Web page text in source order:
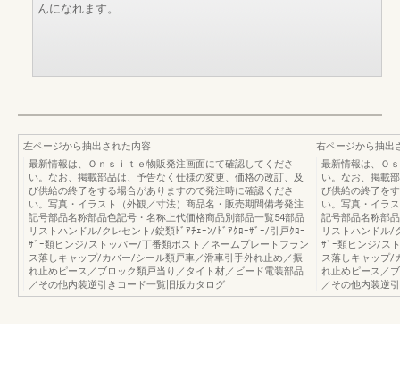
んになれます。
左ページから抽出された内容
最新情報は、Ｏｎｓｉｔｅ物販発注画面にて確認してくださ
い。なお、掲載部品は、予告なく仕様の変更、価格の改訂、及
び供給の終了をする場合がありますので発注時に確認くださ
い。写真・イラスト（外観／寸法）商品名・販売期間備考発注
記号部品名称部品色記号・名称上代価格商品別部品一覧54部品
リストハンドル/クレセント/錠類ﾄﾞｱﾁｪｰﾝ/ﾄﾞｱｸﾛｰｻﾞｰ/引戸ｸﾛｰ
ｻﾞｰ類ヒンジ/ストッパー/丁番類ポスト／ネームプレートフラン
ス落しキャップ/カバー/シール類戸車／滑車引手外れ止め／振
れ止めピース／ブロック類戸当り／タイト材／ビード電装部品
／その他内装逆引きコード一覧旧版カタログ
右ページから抽出
最新情報は、Ｏ
い。なお、掲載
び供給の終了を
い。写真・イラ
記号部品名称部
リストハンドル/
ｻﾞｰ類ヒンジ/ス
ス落しキャップ/
れ止めピース／
／その他内装逆